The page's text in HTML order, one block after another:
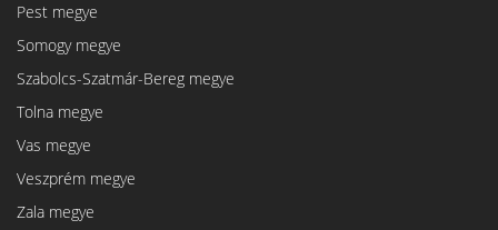
Pest megye
Somogy megye
Szabolcs-Szatmár-Bereg megye
Tolna megye
Vas megye
Veszprém megye
Zala megye